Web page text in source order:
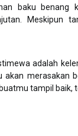
baku benang
Meskipun
adalah
merasakan
tampil baik,